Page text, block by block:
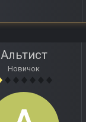
Альтист
Новичок